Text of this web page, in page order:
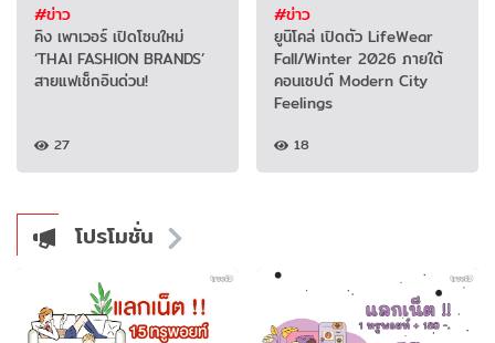
#ข่าว
คิง เพาเวอร์ เปิดโซนใหม่
‘THAI FASHION BRANDS’
สายแฟเช็กอินด่วน!
27
#ข่าว
ยูนิโคล่ เปิดตัว LifeWear
Fall/Winter 2026 ภายใต้
คอนเซปต์ Modern City
Feelings
18
โปรโมชั่น